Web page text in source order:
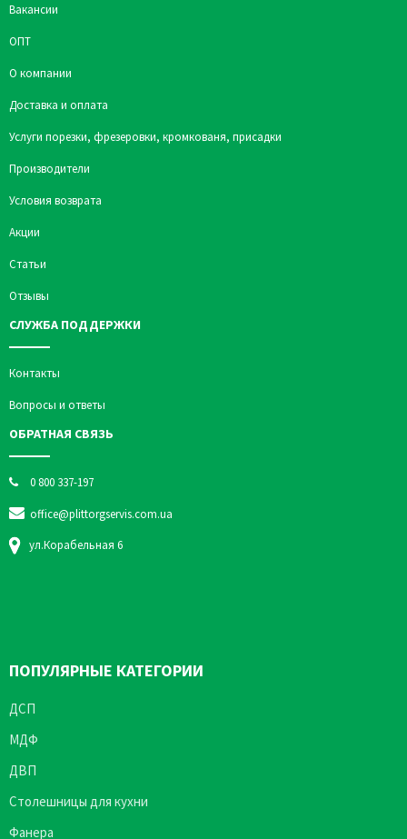
Вакансии
ОПТ
О компании
Доставка и оплата
Услуги порезки, фрезеровки, кромкованя, присадки
Производители
Условия возврата
Акции
Статьи
Отзывы
СЛУЖБА ПОДДЕРЖКИ
Контакты
Вопросы и ответы
ОБРАТНАЯ СВЯЗЬ
0 800 337-197
office@plittorgservis.com.ua
ул.Корабельная 6
ПОПУЛЯРНЫЕ КАТЕГОРИИ
ДСП
МДФ
ДВП
Столешницы для кухни
Фанера